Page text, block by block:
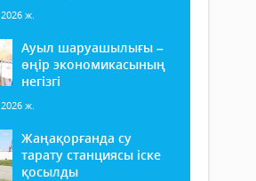
ж.
Ауыл шаруашылығы –
өңір экономикасының
негізгі
ж.
Жаңақорғанда су
тарату станциясы іске
қосылды